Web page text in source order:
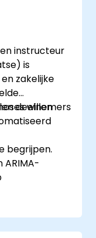
instructeur
is
zakelijke
willen
deelnemers
begrijpen.
ARIMA-
voor